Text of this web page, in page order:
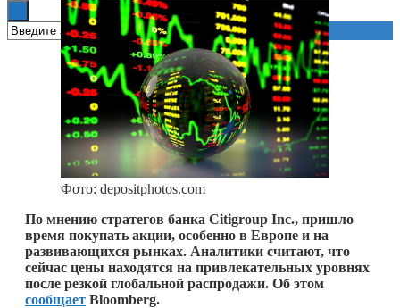
Фото: depositphotos.com
По мнению стратегов банка Citigroup Inc., пришло
время покупать акции, особенно в Европе и на
развивающихся рынках. Аналитики считают, что
сейчас цены находятся на привлекательных уровнях
после резкой глобальной распродажи. Об этом
сообщает Bloomberg.